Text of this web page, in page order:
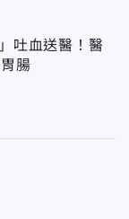
吐血送醫！醫
腸